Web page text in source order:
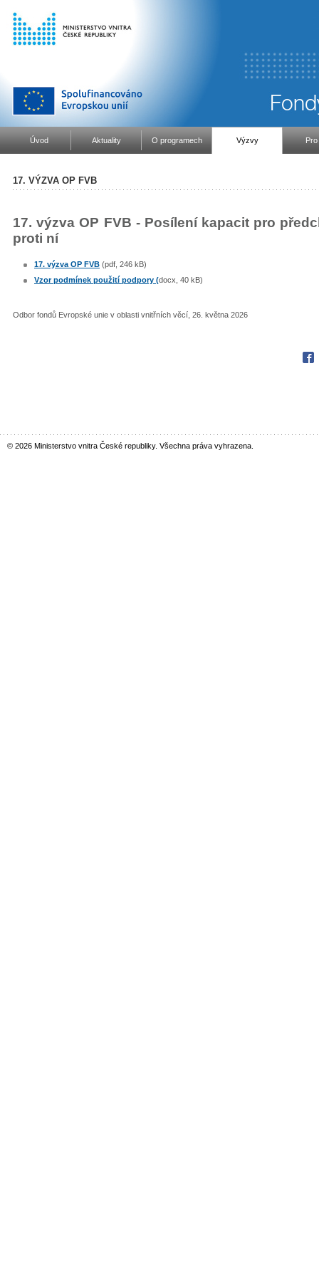
Úvod Aktuality O programech Výzvy
17. VÝZVA OP FVB
17. výzva OP FVB - Posílení kapacit pro
proti ní
17. výzva OP FVB (pdf, 246 kB)
Vzor podmínek použití podpory (docx, 40 kB)
Odbor fondů Evropské unie v oblasti vnitřních věcí, 26. května 2026
© 2026 Ministerstvo vnitra České republiky. Všechna práva vyhrazena.